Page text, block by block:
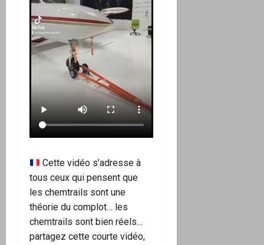
Cette vidéo s’adresse à
tous ceux qui pensent que
les chemtrails sont une
théorie du complot… les
chemtrails sont bien réels…
partagez cette courte vidéo,